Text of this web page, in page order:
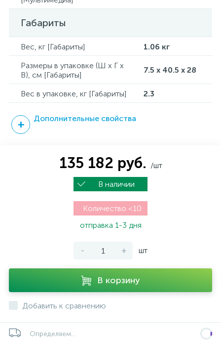
Габариты
Вес, кг [Габариты]
1.06 кг
Размеры в упаковке (Ш x Г x
В), см [Габариты]
7.5 x 40.5 x 28
Вес в упаковке, кг [Габариты] 2.3
Дополнительные свойства
135 182 руб. /шт
В наличии
Количество <10
отправка 1-3 дня
- + шт
В корзину
Добавить к сравнению
Определяем...